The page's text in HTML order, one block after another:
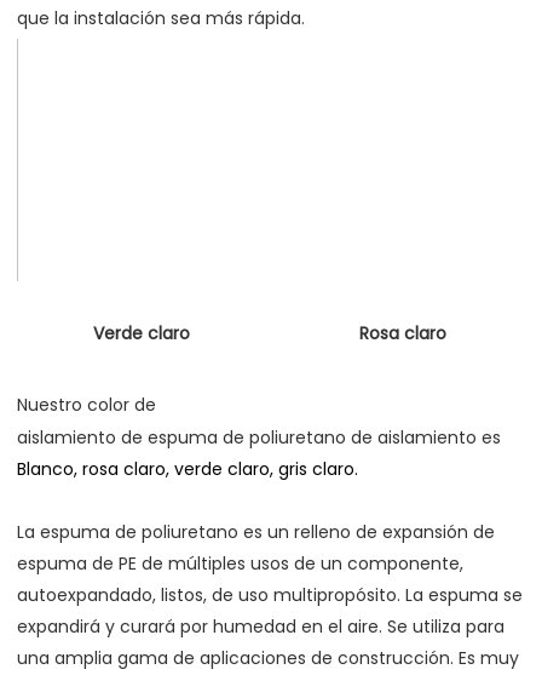
Nuestro color de
aislamiento de espuma de poliuretano de aislamiento es
La espuma de poliuretano es un relleno de expansión de
espuma de PE de múltiples usos de un componente,
autoexpandado, listos, de uso multipropósito. La espuma se
expandirá y curará por humedad en el aire. Se utiliza para
una amplia gama de aplicaciones de construcción. Es muy